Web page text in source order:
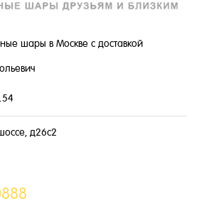
шары в Москве с доставкой
д26с2